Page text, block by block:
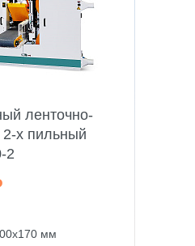
ленточно-
х пильный
2
мм